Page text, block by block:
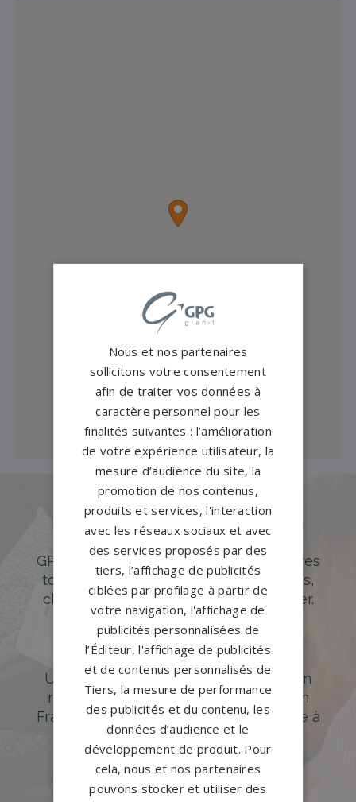
Des pierres tombales uniques et
originales
GPG Granit offre un large choix de pierres
tombales en granit de styles modernes,
classiques ou originales à personnaliser.
DÉCOUVREZ NOTRE CATALOGUE
Accompagnement sur-mesure
Un accompagnement sur mesure et un
réseau de 1200 partenaires partout en
France. Personnalisation avancée grâce à
notre configurateur 3D en ligne.
PERSONNALISEZ VOTRE MONUMENT
Nous et nos partenaires
sollicitons votre consentement
afin de traiter vos données à
caractère personnel pour les
finalités suivantes : l’amélioration
de votre expérience utilisateur, la
mesure d’audience du site, la
promotion de nos contenus,
produits et services, l'interaction
avec les réseaux sociaux et avec
des services proposés par des
tiers, l’affichage de publicités
ciblées par profilage à partir de
votre navigation, l'affichage de
publicités personnalisées de
l’Éditeur, l'affichage de publicités
et de contenus personnalisés de
Tiers, la mesure de performance
des publicités et du contenu, les
données d’audience et le
développement de produit. Pour
cela, nous et nos partenaires
pouvons stocker et utiliser des